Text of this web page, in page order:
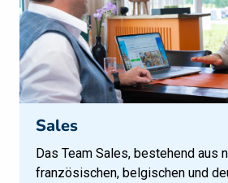
Sales
Das Team Sales, bestehend aus
französischen, belgischen und